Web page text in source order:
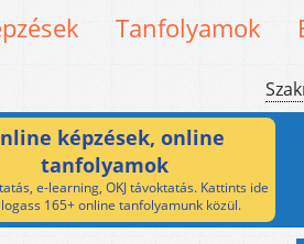
Tanfolyamok
képzések, online
tanfolyamok
e-learning, OKJ távoktatás. Kattints ide
165+ online tanfolyamunk közül.